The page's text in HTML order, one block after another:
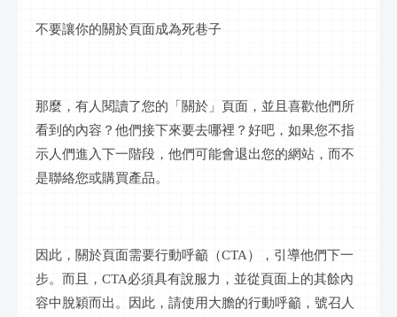
不要讓你的關於頁面成為死巷子
那麼，有人閱讀了您的「關於」頁面，並且喜歡他們所
看到的內容？他們接下來要去哪裡？好吧，如果您不指
示人們進入下一階段，他們可能會退出您的網站，而不
是聯絡您或購買產品。
因此，關於頁面需要行動呼籲（CTA），引導他們下一
步。而且，CTA必須具有說服力，並從頁面上的其餘內
容中脫穎而出。因此，請使用大膽的行動呼籲，號召人